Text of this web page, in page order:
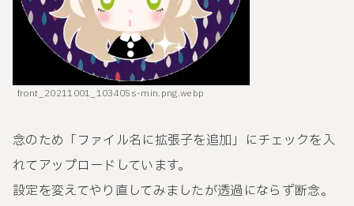
front_20211001_103405s-min.png.webp
念のため「ファイル名に拡張子を追加」にチェックを入
れてアップロードしています。
設定を変えてやり直してみましたが透過にならず断念。